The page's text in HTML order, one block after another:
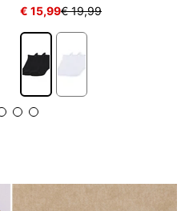
€ 15,99€ 19,99